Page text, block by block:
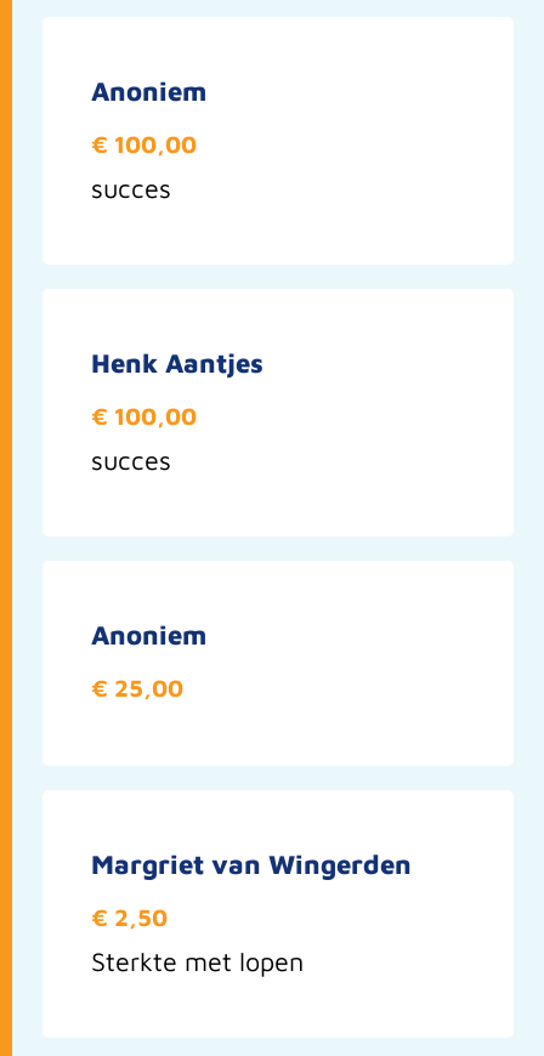
Anoniem
€ 100,00
succes
Henk Aantjes
€ 100,00
succes
Anoniem
€ 25,00
Margriet van Wingerden
€ 2,50
Sterkte met lopen